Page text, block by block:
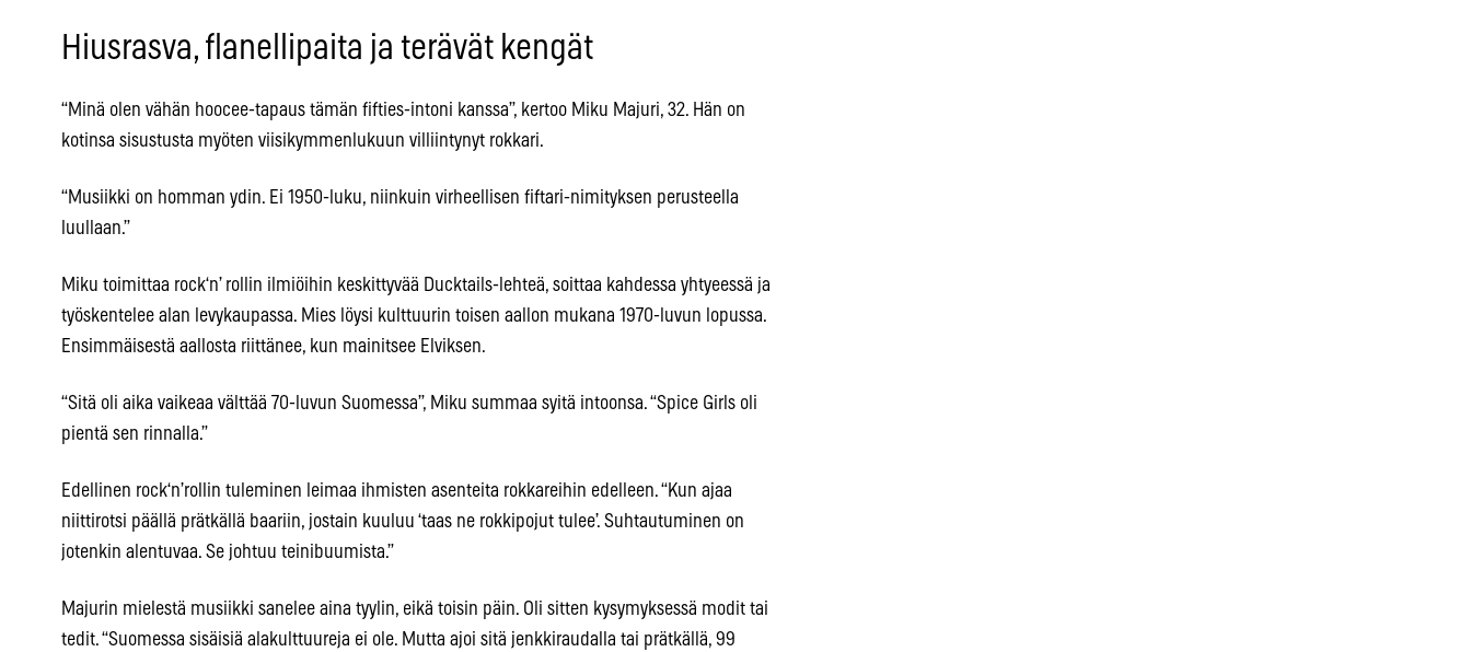
Hiusrasva, flanellipaita ja terävät kengät
“Minä olen vähän hoocee-tapaus tämän fifties-intoni kanssa”, kertoo Miku Majuri, 32. Hän on
kotinsa sisustusta myöten viisikymmenlukuun villiintynyt rokkari.
“Musiikki on homman ydin. Ei 1950-luku, niinkuin virheellisen fiftari-nimityksen perusteella
luullaan.”
Miku toimittaa rock‘n’ rollin ilmiöihin keskittyvää Ducktails-lehteä, soittaa kahdessa yhtyeessä ja
työskentelee alan levykaupassa. Mies löysi kulttuurin toisen aallon mukana 1970-luvun lopussa.
Ensimmäisestä aallosta riittänee, kun mainitsee Elviksen.
“Sitä oli aika vaikeaa välttää 70-luvun Suomessa”, Miku summaa syitä intoonsa. “Spice Girls oli
pientä sen rinnalla.”
Edellinen rock‘n’rollin tuleminen leimaa ihmisten asenteita rokkareihin edelleen. “Kun ajaa
niittirotsi päällä prätkällä baariin, jostain kuuluu ‘taas ne rokkipojut tulee’. Suhtautuminen on
jotenkin alentuvaa. Se johtuu teinibuumista.”
Majurin mielestä musiikki sanelee aina tyylin, eikä toisin päin. Oli sitten kysymyksessä modit tai
tedit. “Suomessa sisäisiä alakulttuureja ei ole. Mutta ajoi sitä jenkkiraudalla tai prätkällä, 99